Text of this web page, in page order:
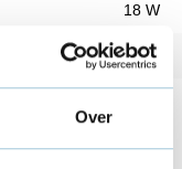
Over
18 W
1.5 Meter
Bekijk alle specificaties